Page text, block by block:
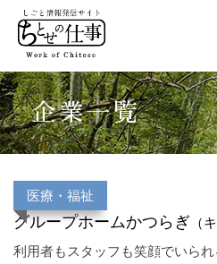
企業一覧
医療・福祉
グループホームかつらぎ （
利用者もスタッフも笑顔でいら